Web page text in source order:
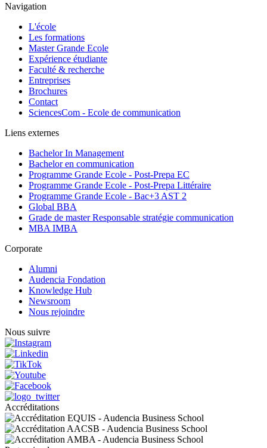
Navigation
L'école
Les formations
Master Grande Ecole
Expérience étudiante
Faculté & recherche
Entreprises
Brochures
Contact
SciencesCom - Ecole de communication
Liens externes
Bachelor In Management
Bachelor en communication
Programme Grande Ecole - Post-Prepa EC
Programme Grande Ecole - Post-Prepa Littéraire
Programme Grande Ecole - Bac+3 AST 2
Global BBA
Grade de master Responsable stratégie communication
MBA IMBA
Corporate
Alumni
Audencia Fondation
Knowledge Hub
Newsroom
Nous rejoindre
Nous suivre
Accréditations